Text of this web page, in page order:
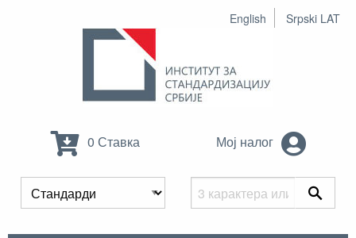
English Srpski LAT
0 Ставка Мој налог